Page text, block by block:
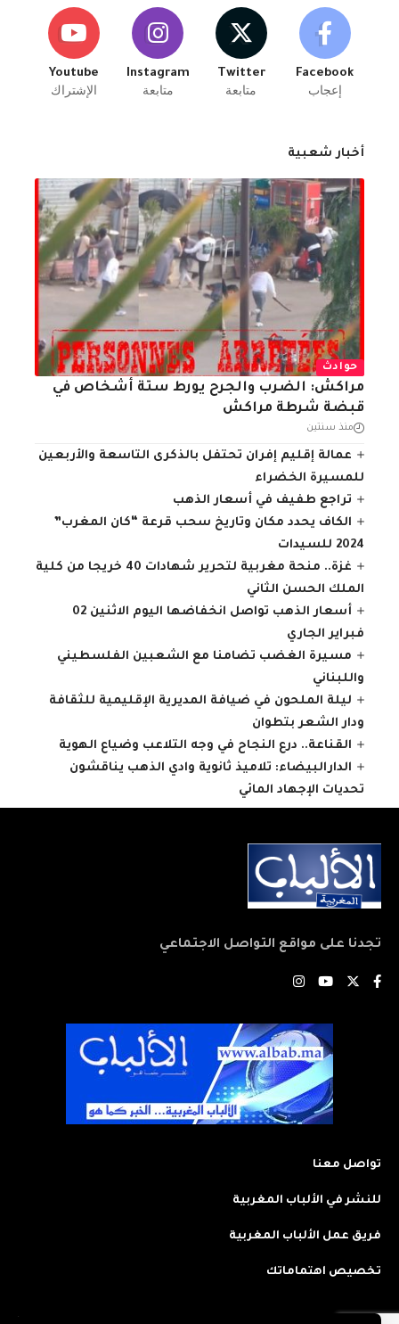
Facebook
إعجاب
Twitter
متابعة
Instagram
متابعة
Youtube
الإشتراك
أخبار شعبية
حوادث
مراكش: الضرب والجرح يورط ستة أشخاص في
قبضة شرطة مراكش
منذ سنتين
عمالة إقليم إفران تحتفل بالذكرى التاسعة والأربعين
للمسيرة الخضراء
تراجع طفيف في أسعار الذهب
الكاف يحدد مكان وتاريخ سحب قرعة “كان المغرب”
2024 للسيدات
غزة.. منحة مغربية لتحرير شهادات 40 خريجا من كلية
الملك الحسن الثاني
أسعار الذهب تواصل انخفاضها اليوم الاثنين 02
فبراير الجاري
مسيرة الغضب تضامنا مع الشعبين الفلسطيني
واللبناني
ليلة الملحون في ضيافة المديرية الإقليمية للثقافة
ودار الشعر بتطوان
القناعة.. درع النجاح في وجه التلاعب وضياع الهوية
الدارالبيضاء: تلاميذ ثانوية وادي الذهب يناقشون
تحديات الإجهاد المائي
تجدنا على مواقع التواصل الاجتماعي
تواصل معنا
للنشر في الألباب المغربية
فريق عمل الألباب المغربية
تخصيص اهتماماتك